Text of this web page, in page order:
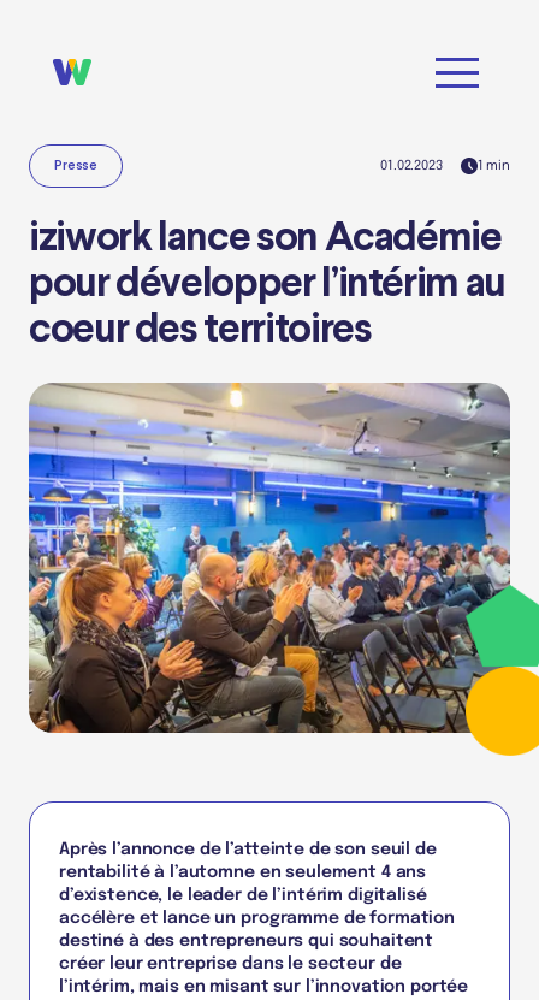
Presse 01.02.2023 1 min
iziwork lance son Académie
pour développer l’intérim au
coeur des territoires
Après l’annonce de l’atteinte de son seuil de
rentabilité à l’automne en seulement 4 ans
d’existence, le leader de l’intérim digitalisé
accélère et lance un programme de formation
destiné à des entrepreneurs qui souhaitent
créer leur entreprise dans le secteur de
l’intérim, mais en misant sur l’innovation portée